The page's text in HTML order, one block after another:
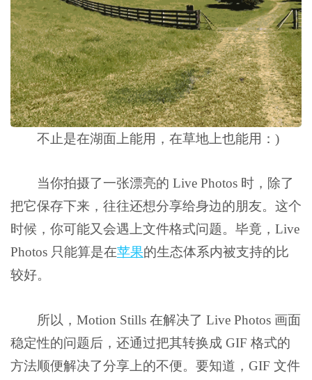
不止是在湖面上能用，在草地上也能用：)
当你拍摄了一张漂亮的 Live Photos 时，除了
把它保存下来，往往还想分享给身边的朋友。这个
时候，你可能又会遇上文件格式问题。毕竟，Live
Photos 只能算是在苹果的生态体系内被支持的比
较好。
所以，Motion Stills 在解决了 Live Photos 画面
稳定性的问题后，还通过把其转换成 GIF 格式的
方法顺便解决了分享上的不便。要知道，GIF 文件